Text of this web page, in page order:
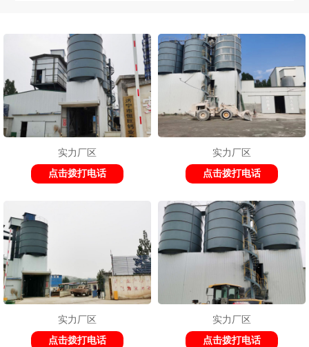
实力厂区
点击拨打电话
实力厂区
点击拨打电话
实力厂区
点击拨打电话
实力厂区
点击拨打电话